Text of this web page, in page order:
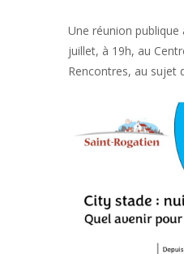
Une réunion publique
juillet, à 19h, au
Rencontres, au sujet